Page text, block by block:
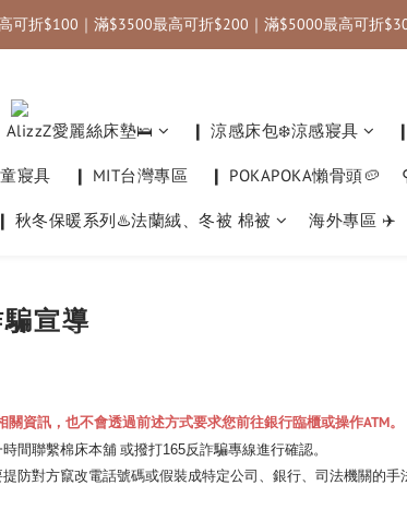
3000折$300) ＿＿＿＿＿＿＿｜✈️ 海外滿三千免運｜
可折$100｜滿$3500最高可折$200｜滿$5000最高可折
AlizzZ愛麗絲床墊🛌 ❙ 涼感床包❄️涼感寢具
寢具 ❙ MIT台灣專區 ❙ POKAPOKA懶骨頭🥔
❙ 秋冬保暖系列♨️法蘭絨、冬被 棉被 海外專區 ✈️
宣導
資訊，也不會透過前述方式要求您前往銀行臨櫃或操作ATM。
間聯繫棉床本舖 或撥打165反詐騙專線進行確認。
防對方竄改電話號碼或假裝成特定公司、銀行、司法機關的